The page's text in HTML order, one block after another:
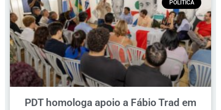
POLÍTICA
PDT homologa apoio a Fábio Trad em